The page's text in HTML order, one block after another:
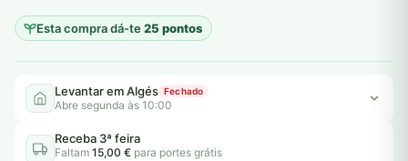
Esta compra dá-te25 pontos
Levantar em Algés Fechado
Abre segunda às 10:00
Receba 3ª feira
Faltam 15,00 € para portes grátis